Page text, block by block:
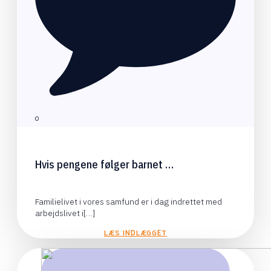
0
Hvis pengene følger barnet …
Familielivet i vores samfund er i dag indrettet med
arbejdslivet i[…]
LÆS INDLÆGGET